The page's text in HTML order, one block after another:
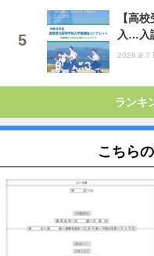
【高
入…入
2026.8.7
ランキ
こちら